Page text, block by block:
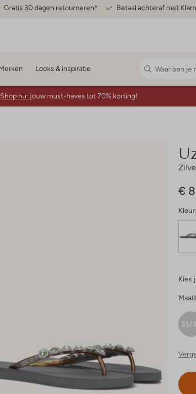
Gratis 30 dagen retourneren* Betaal achteraf met
Looks & inspiratie
Shop nu: jouw must-haves tot 70% korting!
€
Kleur:
Kies
35/